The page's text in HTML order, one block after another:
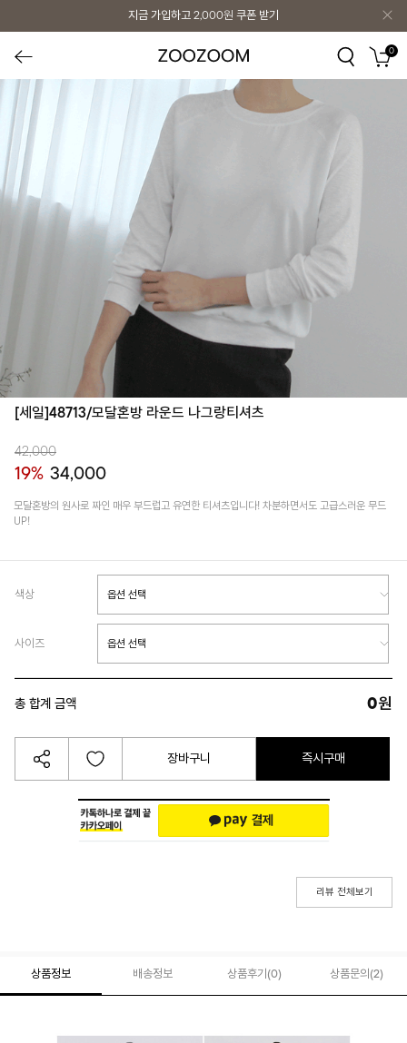
지금 가입하고 2,000원 쿠폰 받기
0
[세일]48713/모달혼방 라운드 나그랑티셔츠
42,000
19% 34,000
모달혼방의 원사로 짜인 매우 부드럽고 유연한 티셔츠입니다! 차분하면서도 고급스러운 무드
UP!
색상
사이즈
총 합계 금액 0원
장바구니 즉시구매
리뷰 전체보기
상품정보 배송정보 상품후기(0) 상품문의 (2)